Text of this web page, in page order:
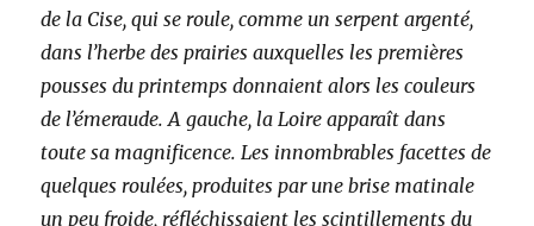
de la Cise, qui se roule, comme un serpent argenté,
dans l’herbe des prairies auxquelles les premières
pousses du printemps donnaient alors les couleurs
de l’émeraude. A gauche, la Loire apparaît dans
toute sa magnificence. Les innombrables facettes de
quelques roulées, produites par une brise matinale
un peu froide, réfléchissaient les scintillements du